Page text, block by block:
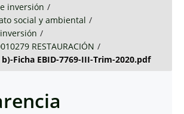
inversión /
social y ambiental /
/
RESTAURACIÓN /
b)-Ficha EBID-7769-III-Trim-2020.pdf